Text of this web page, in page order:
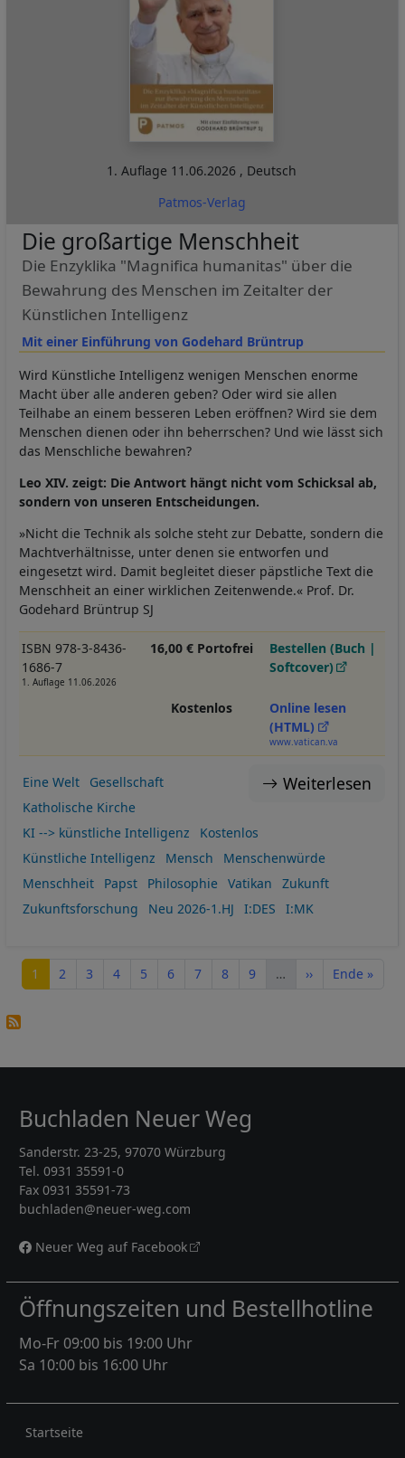
1. Auflage 11.06.2026 , Deutsch
Patmos-Verlag
Mit einer Einführung von Godehard Brüntrup
Die großartige Menschheit
Die Enzyklika "Magnifica humanitas" über die
Bewahrung des Menschen im Zeitalter der
Künstlichen Intelligenz
Wird Künstliche Intelligenz wenigen Menschen enorme
Macht über alle anderen geben? Oder wird sie allen
Teilhabe an einem besseren Leben eröffnen? Wird sie dem
Menschen dienen oder ihn beherrschen? Und wie lässt sich
das Menschliche bewahren?
Leo XIV. zeigt: Die Antwort hängt nicht vom Schicksal ab,
sondern von unseren Entscheidungen.
»Nicht die Technik als solche steht zur Debatte, sondern die
Machtverhältnisse, unter denen sie entworfen und
eingesetzt wird. Damit begleitet dieser päpstliche Text die
Menschheit an einer wirklichen Zeitenwende.« Prof. Dr.
Godehard Brüntrup SJ
ISBN 978-3-8436-
1686-7
1. Auflage 11.06.2026
16,00 € Portofrei
Bestellen (Buch |
Softcover)
Kostenlos
Online lesen
(HTML)
www.vatican.va
Weiterlesen
Eine Welt
Gesellschaft
Katholische Kirche
KI --> künstliche Intelligenz
Kostenlos
Künstliche Intelligenz
Mensch
Menschenwürde
Menschheit
Papst Philosophie Vatikan
Zukunft
Zukunftsforschung
Neu 2026-1.HJ I:DES I:MK
Seite
1 Seite
2 Seite
3 Seite
4 Seite
5 Seite
6 Seite
7 Seite
8 Seite
9 … Nächste Seite
›› Letzte Seite
Ende »
Buchladen Neuer Weg
Sanderstr. 23-25, 97070 Würzburg
Tel. 0931 35591-0
Fax 0931 35591-73
buchladen@neuer-weg.com
Neuer Weg auf Facebook
Öffnungszeiten und Bestellhotline
Mo-Fr 09:00 bis 19:00 Uhr
Sa 10:00 bis 16:00 Uhr
Rechtliches
Startseite